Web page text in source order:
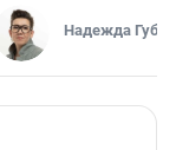
Надежда